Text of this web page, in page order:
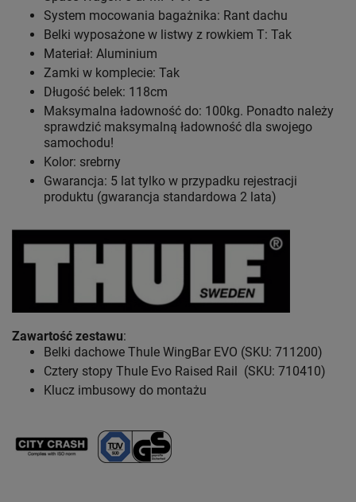
System mocowania bagażnika: Rant dachu
Belki wyposażone w listwy z rowkiem T: Tak
Materiał: Aluminium
Zamki w komplecie: Tak
Długość belek: 118cm
Maksymalna ładowność do: 100kg. Ponadto należy
sprawdzić maksymalną ładowność dla swojego
samochodu!
Kolor: srebrny
Gwarancja: 5 lat tylko w przypadku rejestracji
produktu (gwarancja standardowa 2 lata)
Zawartość zestawu:
Belki dachowe Thule WingBar EVO (SKU: 711200)
Cztery stopy Thule Evo Raised Rail (SKU: 710410)
Klucz imbusowy do montażu